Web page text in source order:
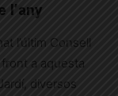
l’any
l’últim Consell
front a aquesta
diversos